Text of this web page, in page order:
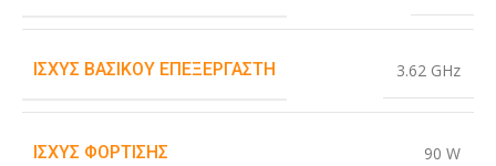
ΙΣΧΎΣ ΒΑΣΙΚΟΎ ΕΠΕΞΕΡΓΑΣΤΉ 3.62 GHz
ΙΣΧΎΣ ΦΌΡΤΙΣΗΣ 90 W